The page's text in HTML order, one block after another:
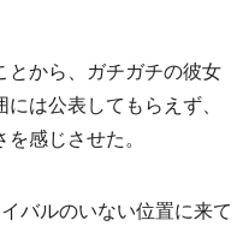
から、ガチガチの彼女
は公表してもらえず、
感じさせた。
バルのいない位置に来て